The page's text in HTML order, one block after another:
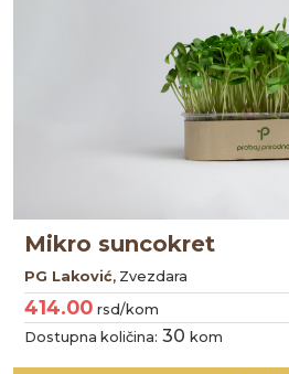
Mikro suncokret
PG Laković, Zvezdara
414.00 rsd/kom
Dostupna količina: 30 kom